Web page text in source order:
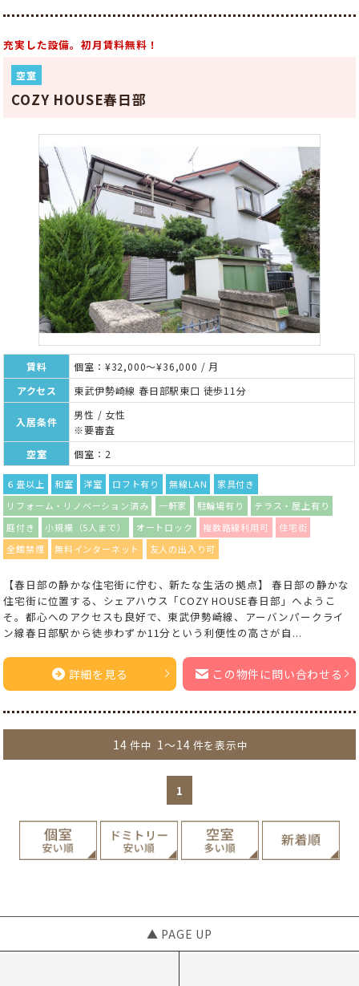
充実した設備。初月賃料無料！
空室
COZY HOUSE春日部
賃料
個室：¥32,000～¥36,000 / 月
アクセス
東武伊勢崎線 春日部駅東口 徒歩11分
入居条件
男性 / 女性
※要審査
空室
個室：2
６畳以上 和室 洋室 ロフト有り 無線LAN
家具付き
リフォーム・リノベーション済み
一軒家 駐輪場有り
テラス・屋上有り
庭付き
小規模（5人まで） オートロック 複数路線利用可
住宅街
全館禁煙
無料インターネット 友人の出入り可
【春日部の静かな住宅街に佇む、新たな生活の拠点】 春日部の静かな
住宅街に位置する、シェアハウス「COZY HOUSE春日部」へようこ
そ。都心へのアクセスも良好で、東武伊勢崎線、アーバンパークライ
ン線春日部駅から徒歩わずか11分という利便性の高さが自...
詳細を見る この物件に問い合わせる
14 件中 1～14 件を表示中
1
▲ PAGE UP